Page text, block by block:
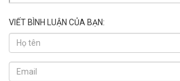
VIẾT BÌNH LUẬN CỦA BẠN: